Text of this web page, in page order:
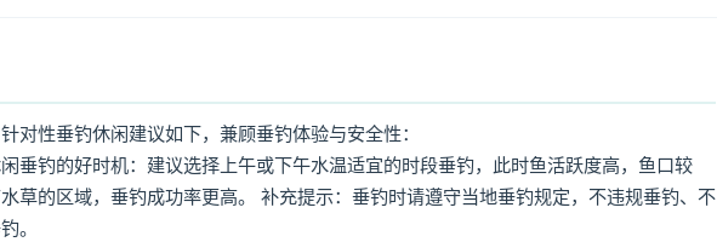
对性垂钓休闲建议如下，兼顾垂钓体验与安全性：
垂钓的好时机：建议选择上午或下午水温适宜的时段垂钓，此时鱼活跃度高，鱼口较
草的区域，垂钓成功率更高。 补充提示：垂钓时请遵守当地垂钓规定，不违规垂钓、不
。